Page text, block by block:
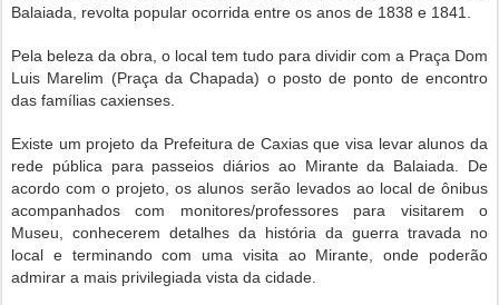
Balaiada, revolta popular ocorrida entre os anos de 1838 e 1841.
Pela beleza da obra, o local tem tudo para dividir com a Praça Dom
Luis Marelim (Praça da Chapada) o posto de ponto de encontro
das famílias caxienses.
Existe um projeto da Prefeitura de Caxias que visa levar alunos da
rede pública para passeios diários ao Mirante da Balaiada. De
acordo com o projeto, os alunos serão levados ao local de ônibus
acompanhados com monitores/professores para visitarem o
Museu, conhecerem detalhes da história da guerra travada no
local e terminando com uma visita ao Mirante, onde poderão
admirar a mais privilegiada vista da cidade.